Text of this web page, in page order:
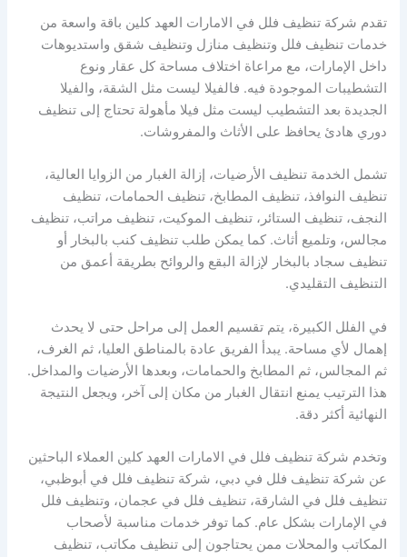
تقدم شركة تنظيف فلل في الامارات العهد كلين باقة واسعة من
خدمات تنظيف فلل وتنظيف منازل وتنظيف شقق واستديوهات
داخل الإمارات، مع مراعاة اختلاف مساحة كل عقار ونوع
التشطيبات الموجودة فيه. فالفيلا ليست مثل الشقة، والفيلا
الجديدة بعد التشطيب ليست مثل فيلا مأهولة تحتاج إلى تنظيف
دوري هادئ يحافظ على الأثاث والمفروشات.
تشمل الخدمة تنظيف الأرضيات، إزالة الغبار من الزوايا العالية،
تنظيف النوافذ، تنظيف المطابخ، تنظيف الحمامات، تنظيف
النجف، تنظيف الستائر، تنظيف الموكيت، تنظيف مراتب، تنظيف
مجالس، وتلميع أثاث. كما يمكن طلب تنظيف كنب بالبخار أو
تنظيف سجاد بالبخار لإزالة البقع والروائح بطريقة أعمق من
التنظيف التقليدي.
في الفلل الكبيرة، يتم تقسيم العمل إلى مراحل حتى لا يحدث
إهمال لأي مساحة. يبدأ الفريق عادة بالمناطق العليا، ثم الغرف،
ثم المجالس، ثم المطابخ والحمامات، وبعدها الأرضيات والمداخل.
هذا الترتيب يمنع انتقال الغبار من مكان إلى آخر، ويجعل النتيجة
النهائية أكثر دقة.
وتخدم شركة تنظيف فلل في الامارات العهد كلين العملاء الباحثين
عن شركة تنظيف فلل في دبي، شركة تنظيف فلل في أبوظبي،
تنظيف فلل في الشارقة، تنظيف فلل في عجمان، وتنظيف فلل
في الإمارات بشكل عام. كما توفر خدمات مناسبة لأصحاب
المكاتب والمحلات ممن يحتاجون إلى تنظيف مكاتب، تنظيف